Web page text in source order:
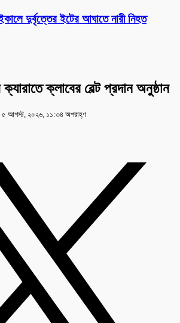
দুর্বৃত্তের ইটের আঘাতে নারী নিহত
ক্লাবের বেল্ট প্রদান অনুষ্ঠান
৫ আগস্ট, ২০২৬, ১১:৩৪ অপরাহ্ণ